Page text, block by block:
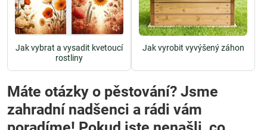
Jak vybrat a vysadit kvetoucí
rostliny
Jak vyrobit vyvýšený záhon
Máte otázky o pěstování? Jsme
zahradní nadšenci a rádi vám